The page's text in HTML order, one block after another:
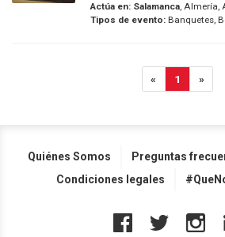
Actúa en: Salamanca, Almería,
Tipos de evento:Banquetes,
« 1 »
Quiénes Somos Preguntas
Condiciones legales